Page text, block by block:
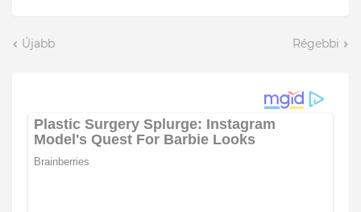
Újabb Régebbi